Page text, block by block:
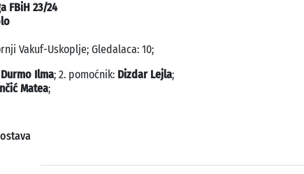
FBiH 23/24
Vakuf-Uskoplje; Gledalaca: 10;
Durmo Ilma; 2. pomoćnik: Dizdar Lejla;
Matea;